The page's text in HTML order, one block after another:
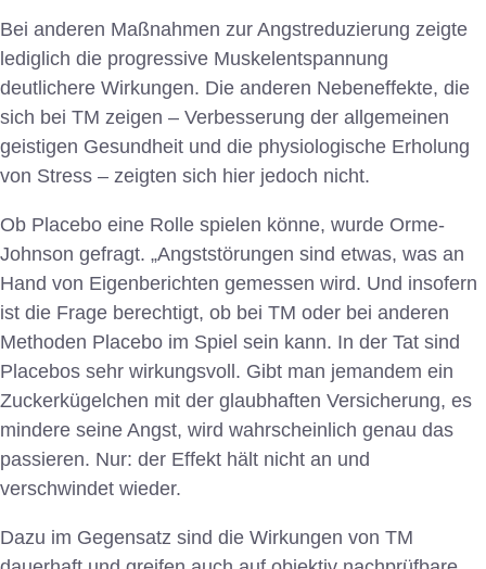
Bei anderen Maßnahmen zur Angstreduzierung zeigte
lediglich die progressive Muskelentspannung
deutlichere Wirkungen. Die anderen Nebeneffekte, die
sich bei TM zeigen – Verbesserung der allgemeinen
geistigen Gesundheit und die physiologische Erholung
von Stress – zeigten sich hier jedoch nicht.
Ob Placebo eine Rolle spielen könne, wurde Orme-
Johnson gefragt. „Angststörungen sind etwas, was an
Hand von Eigenberichten gemessen wird. Und insofern
ist die Frage berechtigt, ob bei TM oder bei anderen
Methoden Placebo im Spiel sein kann. In der Tat sind
Placebos sehr wirkungsvoll. Gibt man jemandem ein
Zuckerkügelchen mit der glaubhaften Versicherung, es
mindere seine Angst, wird wahrscheinlich genau das
passieren. Nur: der Effekt hält nicht an und
verschwindet wieder.
Dazu im Gegensatz sind die Wirkungen von TM